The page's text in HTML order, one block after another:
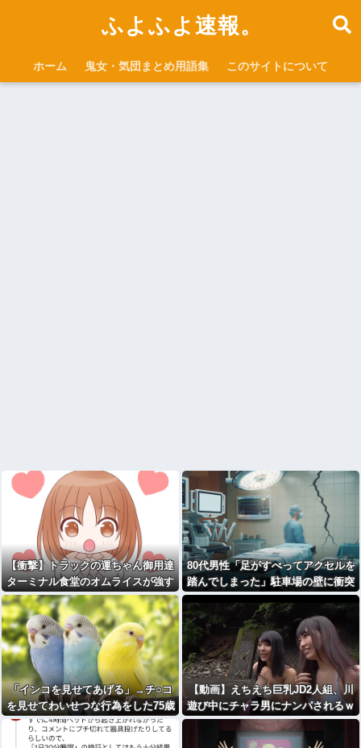
ふよふよ速報。
ホーム 鬼女・気団まとめ用語集 このサイトについて
【衝撃】トラックの運ちゃん御用達
ターミナル食堂のオムライスが強す
ぎるｗｗｗｗｗ(※画像あり)
80代男性「足がすべってアクセルを
踏んでしまった」駐車場の壁に衝突
「インコを見せてあげる」→チ○コ
を見せてわいせつな行為をした75歳
の男を逮捕
【動画】えちえち巨乳JD2人組、川
遊び中にチャラ男にナンパされるｗ